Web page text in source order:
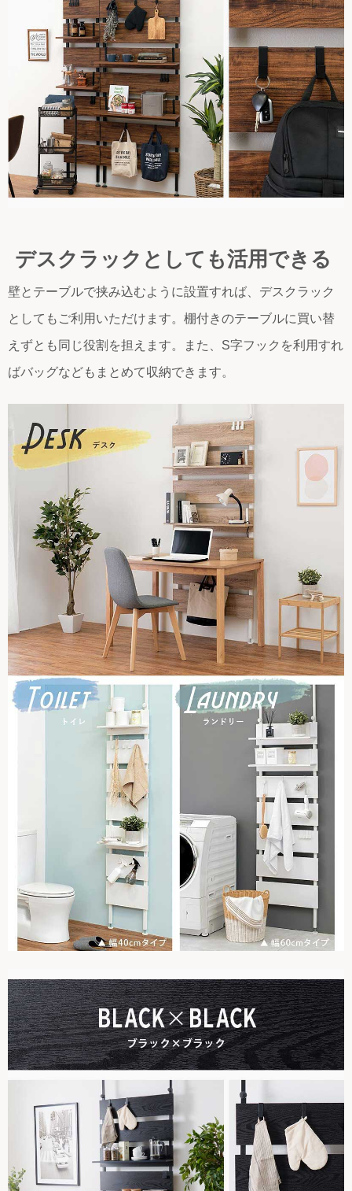
デスクラックとしても活用できる
壁とテーブルで挟み込むように設置すれば、デスクラック
としてもご利用いただけます。棚付きのテーブルに買い替
えずとも同じ役割を担えます。また、S字フックを利用すれ
ばバッグなどもまとめて収納できます。